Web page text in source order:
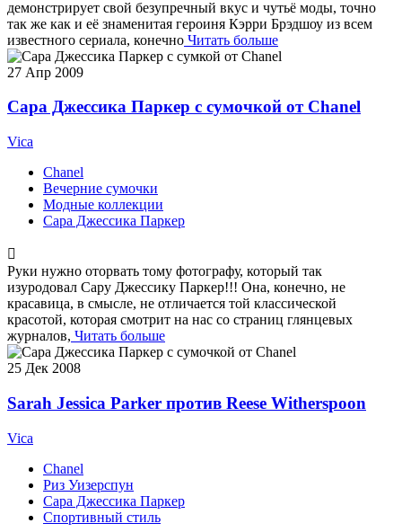
демонстрирует свой безупречный вкус и чутьё моды, точно
так же как и её знаменитая героиня Кэрри Брэдшоу из всем
известного сериала, конечно Читать больше
27 Апр 2009
Сара Джессика Паркер с сумочкой от Chanel
Vica
Chanel
Вечерние сумочки
Модные коллекции
Сара Джессика Паркер
Руки нужно оторвать тому фотографу, который так
изуродовал Сару Джессику Паркер!!! Она, конечно, не
красавица, в смысле, не отличается той классической
красотой, которая смотрит на нас со страниц глянцевых
журналов, Читать больше
25 Дек 2008
Sarah Jessica Parker против Reese Witherspoon
Vica
Chanel
Риз Уизерспун
Сара Джессика Паркер
Спортивный стиль